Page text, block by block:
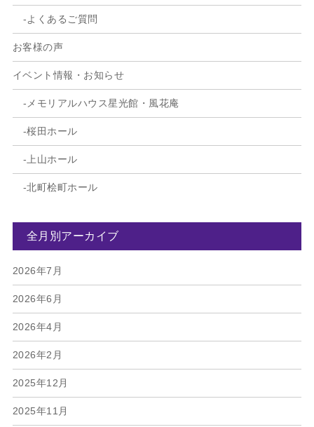
よくあるご質問
お客様の声
イベント情報・お知らせ
メモリアルハウス星光館・風花庵
桜田ホール
上山ホール
北町桧町ホール
全月別アーカイブ
2026年7月
2026年6月
2026年4月
2026年2月
2025年12月
2025年11月